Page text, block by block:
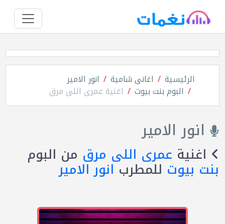
الرئيسية اغانى شامية انور الامير
البوم بنت بيوت اغنية عمرى اللى مرق
انور الامير
اغنية عمرى اللى مرق من البوم
بنت بيوت للمطربانور الامير